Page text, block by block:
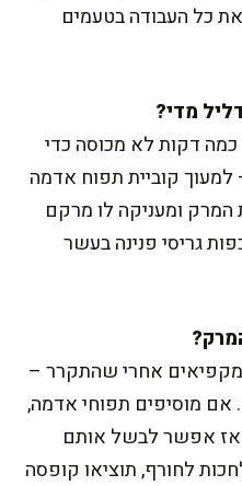
כל העבודה בטעמים
דקות לא מכוסה כדי
למעוך קוביית תפוח אדמה
ומעניקה לו מרקם
אפשר גם להוסיף 1-2 כפות גריסי פנינה בעשר
אחרי שהתקרר –
מוסיפים תפוחי אדמה,
אפשר לבשל אותם
לחורף, תוציאו קופסה